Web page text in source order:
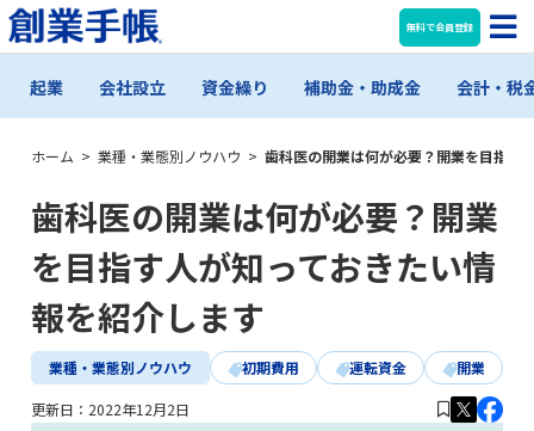
無料で会員登録
起業 会社設立 資金繰り 補助金・助成金 会計・税
ホーム > 業種・業態別ノウハウ > 歯科医の開業は何が必要？開業を目指す
歯科医の開業は何が必要？開業
を目指す人が知っておきたい情
報を紹介します
業種・業態別ノウハウ 初期費用 運転資金 開業
更新日： 2022年12月2日